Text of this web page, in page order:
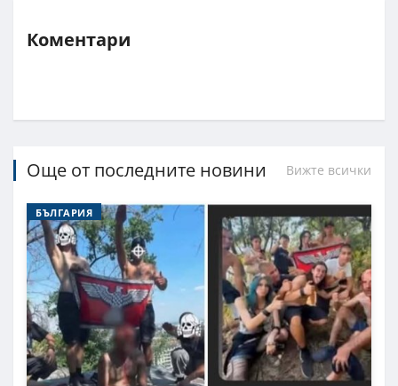
Коментари
Още от последните новини Вижте всички
БЪЛГАРИЯ